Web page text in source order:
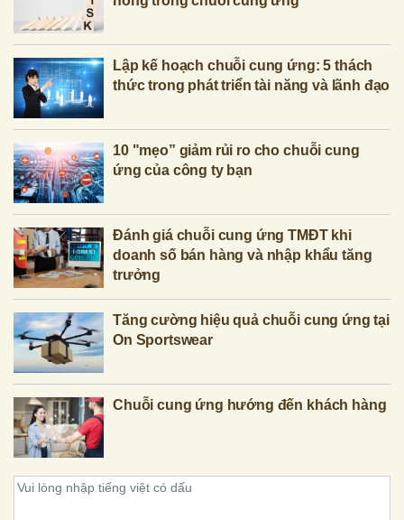
Lập kế hoạch chuỗi cung ứng: 5 thách
thức trong phát triển tài năng và lãnh đạo
10 "mẹo” giảm rủi ro cho chuỗi cung
ứng của công ty bạn
Đánh giá chuỗi cung ứng TMĐT khi
doanh số bán hàng và nhập khẩu tăng
trưởng
Tăng cường hiệu quả chuỗi cung ứng tại
On Sportswear
Chuỗi cung ứng hướng đến khách hàng